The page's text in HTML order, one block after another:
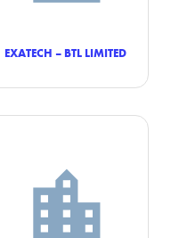
EXATECH – BTL LIMITED